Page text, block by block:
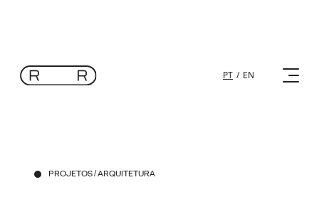
PT / EN
PROJETOS/ ARQUITETURA